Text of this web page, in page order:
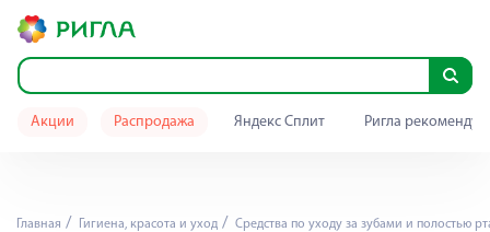
Акции Распродажа Яндекс Сплит Ригла
Главная Гигиена, красота и уход Средства по уходу за зубами и полостью